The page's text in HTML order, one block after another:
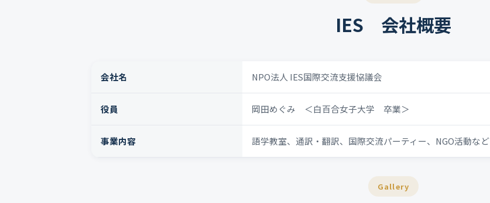
IES 会社概要
会社名 NPO法人 IES国際交流支援協議会
役員 岡田めぐみ ＜白百合女子大学 卒業＞
事業内容 語学教室、通訳・翻訳、国際交流パーティー、NGO活動など
Gallery